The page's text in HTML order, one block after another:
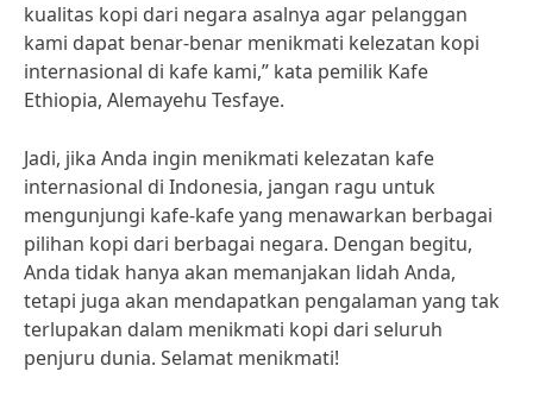
kualitas kopi dari negara asalnya agar pelanggan
kami dapat benar-benar menikmati kelezatan kopi
internasional di kafe kami,” kata pemilik Kafe
Ethiopia, Alemayehu Tesfaye.
Jadi, jika Anda ingin menikmati kelezatan kafe
internasional di Indonesia, jangan ragu untuk
mengunjungi kafe-kafe yang menawarkan berbagai
pilihan kopi dari berbagai negara. Dengan begitu,
Anda tidak hanya akan memanjakan lidah Anda,
tetapi juga akan mendapatkan pengalaman yang tak
terlupakan dalam menikmati kopi dari seluruh
penjuru dunia. Selamat menikmati!